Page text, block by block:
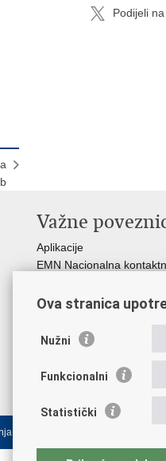
Podijeli
Važne
Aplikacije
EMN Nacionalna
Policijska akademija
Zaklada policijske
Udruge
.
Ova stranica
Nužni
Funkcionalni
Statistički